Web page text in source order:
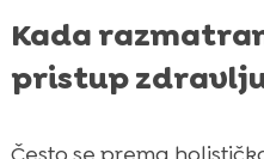
Kada
pristup